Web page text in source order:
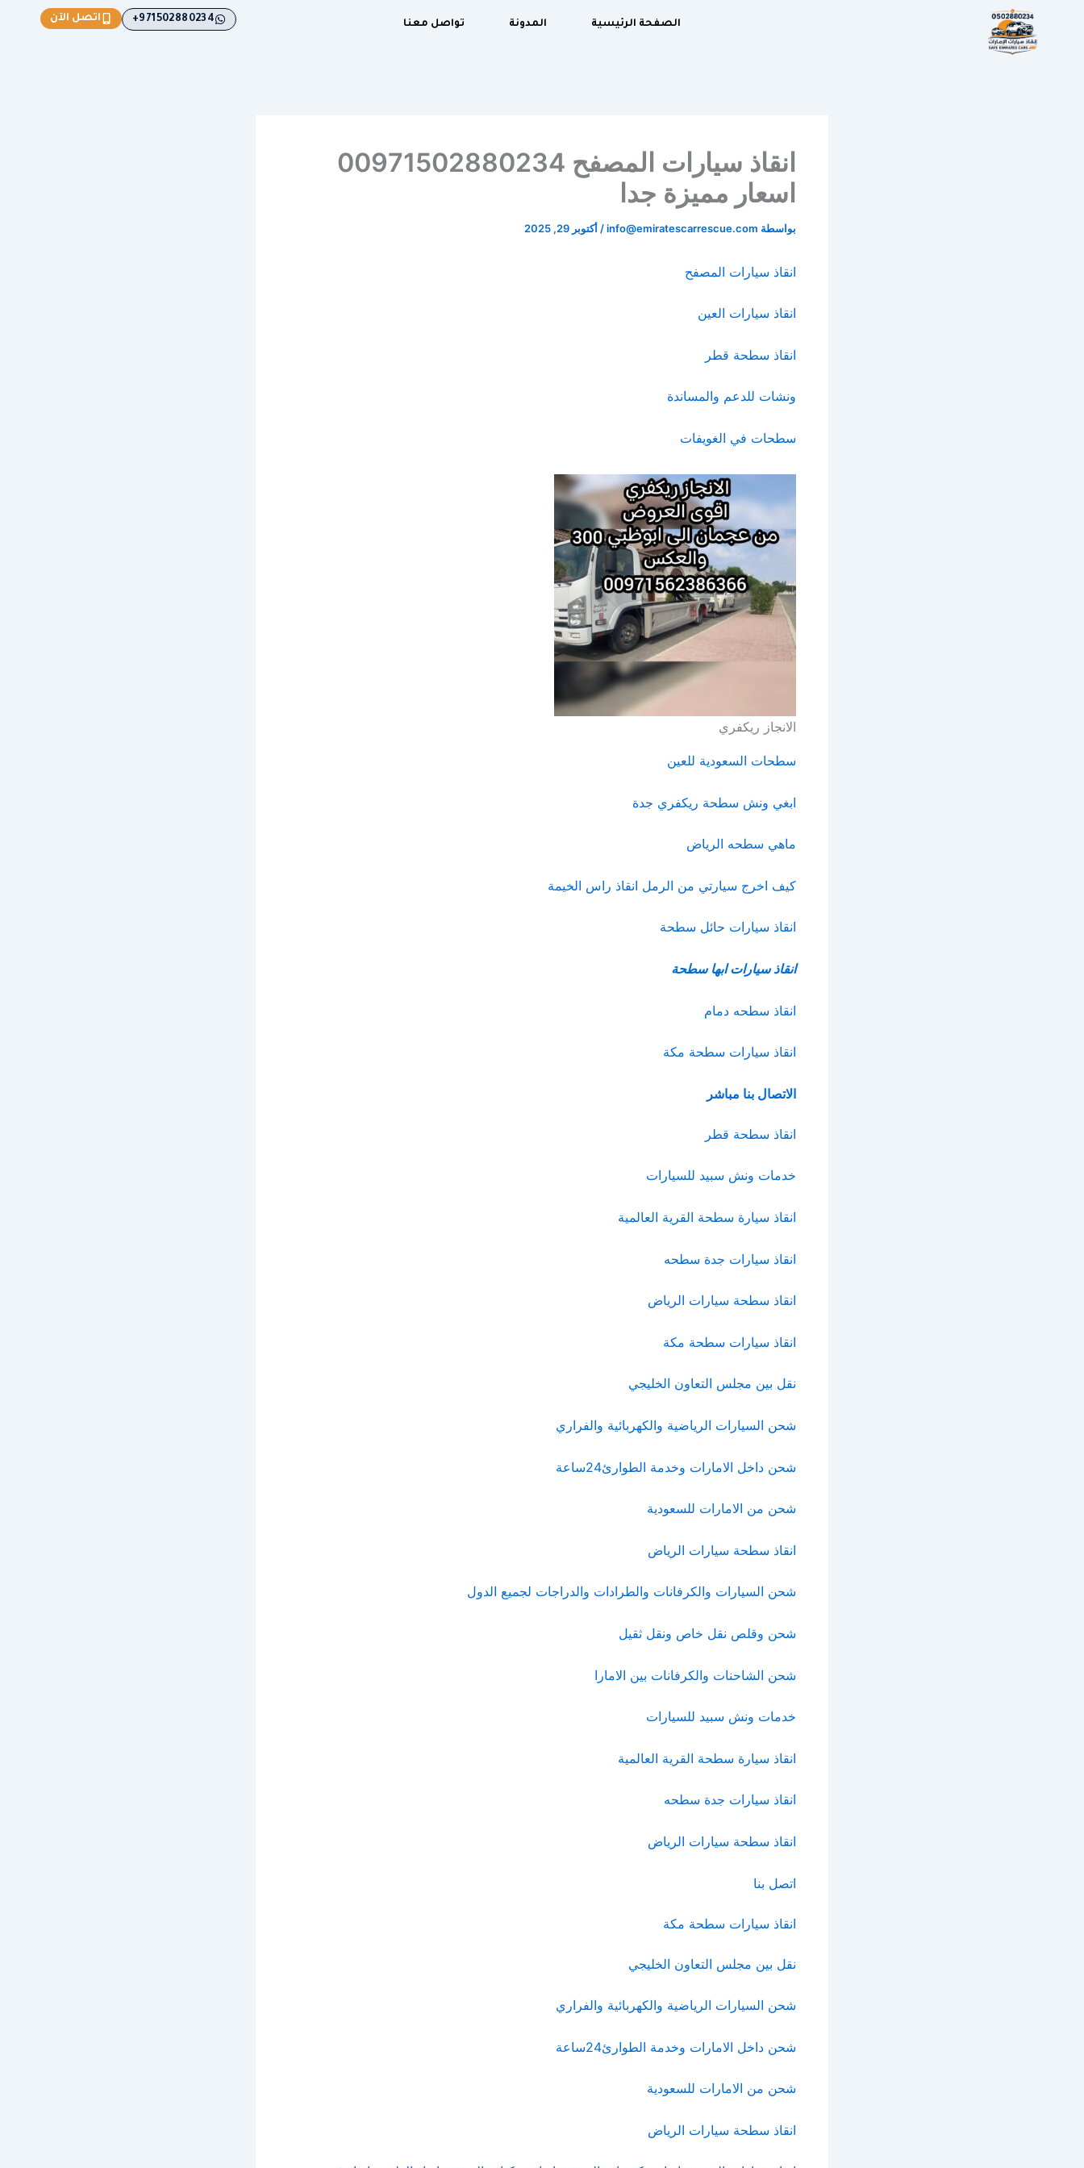
الصفحة الرئيسية المدونة تواصل معنا اتصل الآن 971502880234+
انقاذ سيارات المصفح 00971502880234
اسعار مميزة جدا
بواسطة info@emiratescarrescue.com
/ أكتوبر 29, 2025
انقاذ سيارات المصفح
انقاذ سيارات العين
انقاذ سطحة قطر
ونشات للدعم والمساندة
سطحات في الغويفات
الانجاز ريكفري
سطحات السعودية للعين
ابغي ونش سطحة ريكفري جدة
ماهي سطحه الرياض
كيف اخرج سيارتي من الرمل انقاذ راس الخيمة
انقاذ سيارات حائل سطحة
انقاذ سيارات ابها سطحة
انقاذ سطحه دمام
انقاذ سيارات سطحة مكة
الاتصال بنا مباشر
انقاذ سطحة قطر
خدمات ونش سبيد للسيارات
انقاذ سيارة سطحة القرية العالمية
انقاذ سيارات جدة سطحه
انقاذ سطحة سيارات الرياض
انقاذ سيارات سطحة مكة
نقل بين مجلس التعاون الخليجي
شحن السيارات الرياضية والكهربائية والفراري
شحن داخل الامارات وخدمة الطوارئ24ساعة
شحن من الامارات للسعودية
انقاذ سطحة سيارات الرياض
شحن السيارات والكرفانات والطرادات والدراجات لجميع الدول
شحن وقلص نقل خاص ونقل ثقيل
شحن الشاحنات والكرفانات بين الامارا
خدمات ونش سبيد للسيارات
انقاذ سيارة سطحة القرية العالمية
انقاذ سيارات جدة سطحه
انقاذ سطحة سيارات الرياض
اتصل بنا
انقاذ سيارات سطحة مكة
نقل بين مجلس التعاون الخليجي
شحن السيارات الرياضية والكهربائية والفراري
شحن داخل الامارات وخدمة الطوارئ24ساعة
شحن من الامارات للسعودية
انقاذ سطحة سيارات الرياض